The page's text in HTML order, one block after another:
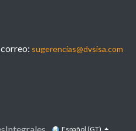
sugerencias@dvsisa.com
Español (GT)